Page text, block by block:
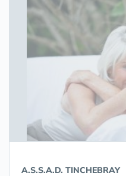
A.S.S.A.D. TINCHEBRAY